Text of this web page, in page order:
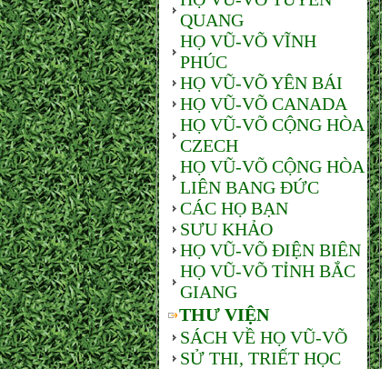
QUANG
HỌ VŨ-VÕ VĨNH
PHÚC
HỌ VŨ-VÕ YÊN BÁI
HỌ VŨ-VÕ CANADA
HỌ VŨ-VÕ CỘNG HÒA
CZECH
HỌ VŨ-VÕ CỘNG HÒA
LIÊN BANG ĐỨC
CÁC HỌ BẠN
SƯU KHẢO
HỌ VŨ-VÕ ĐIỆN BIÊN
HỌ VŨ-VÕ TỈNH BẮC
GIANG
THƯ VIỆN
SÁCH VỀ HỌ VŨ-VÕ
SỬ THI, TRIẾT HỌC